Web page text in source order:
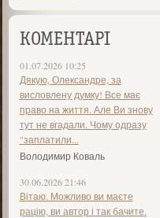
КОМЕНТАРІ
01.07.2026 10:25
Дякую, Олександре, за
висловлену думку! Все має
право на життя. Але Ви знову
тут не вгадали. Чому одразу
"заплатили...
Володимир Коваль
30.06.2026 21:46
Вітаю. Можливо ви маєте
рацію, ви автор і так бачите.